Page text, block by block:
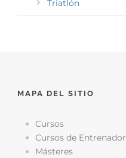
Triatlón
MAPA DEL SITIO
Cursos
Cursos de Entrenador
Másteres